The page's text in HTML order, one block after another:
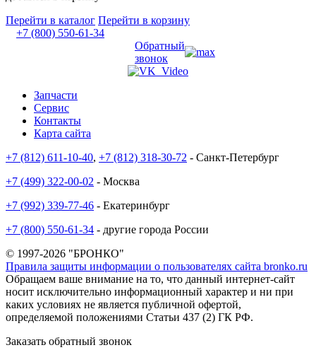
Перейти в каталог Перейти в корзину
+7 (800) 550-61-34
Обратный
звонок
Запчасти
Сервис
Контакты
Карта сайта
+7 (812) 611-10-40, +7 (812) 318-30-72 - Санкт-Петербург
+7 (499) 322-00-02 - Москва
+7 (992) 339-77-46 - Екатеринбург
+7 (800) 550-61-34 - другие города России
© 1997-2026 "БРОНКО"
Правила защиты информации о пользователях сайта bronko.ru
Обращаем ваше внимание на то, что данный интернет-сайт
носит исключительно информационный характер и ни при
каких условиях не является публичной офертой,
определяемой положениями Статьи 437 (2) ГК РФ.
Заказать обратный звонок